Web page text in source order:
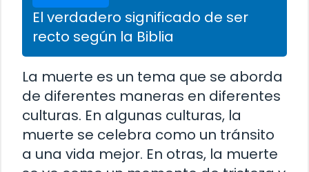
El verdadero significado de ser
recto según la Biblia
La muerte es un tema que se aborda
de diferentes maneras en diferentes
culturas. En algunas culturas, la
muerte se celebra como un tránsito
a una vida mejor. En otras, la muerte